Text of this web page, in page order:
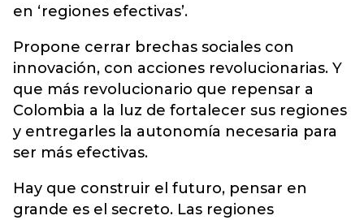
en ‘regiones efectivas’.
Propone cerrar brechas sociales con
innovación, con acciones revolucionarias. Y
que más revolucionario que repensar a
Colombia a la luz de fortalecer sus regiones
y entregarles la autonomía necesaria para
ser más efectivas.
Hay que construir el futuro, pensar en
grande es el secreto. Las regiones